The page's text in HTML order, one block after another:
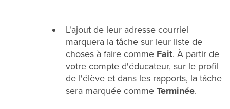
L'ajout de leur adresse courriel
marquera la tâche sur leur liste de
choses à faire comme Fait. À partir de
votre compte d'éducateur, sur le profil
de l'élève et dans les rapports, la tâche
sera marquée comme Terminée.